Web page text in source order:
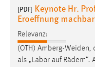
[PDF] Keynote Hr.
Eroeffnung machbar
Relevanz:
(OTH) Amberg-Weiden,
als „Labor auf Rädern“.